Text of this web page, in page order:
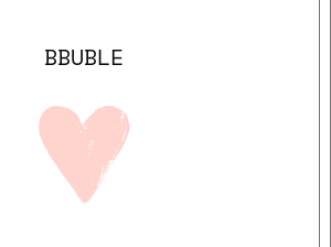
BBUBLE